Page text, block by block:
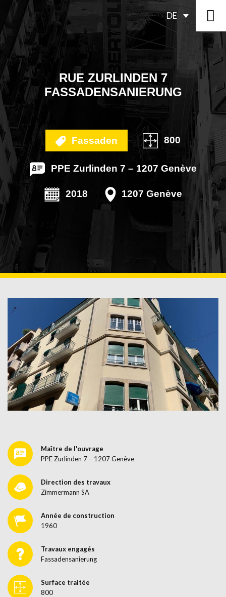
DE
RUE ZURLINDEN 7
FASSADENSANIERUNG
Fassaden 800
PPE Zurlinden 7 – 1207 Genève
2018 1207 Genève
Maître de l'ouvrage
PPE Zurlinden 7 – 1207 Genève
Direction des travaux
Zimmermann SA
Année de construction
1960
Travaux engagés
Fassadensanierung
Surface traitée
800